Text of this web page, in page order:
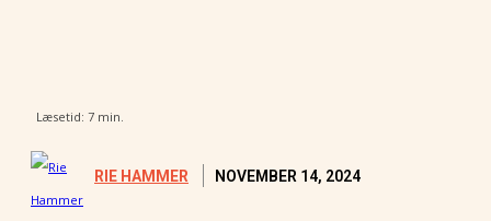
Læsetid: 7 min.
RIE HAMMER NOVEMBER 14, 2024